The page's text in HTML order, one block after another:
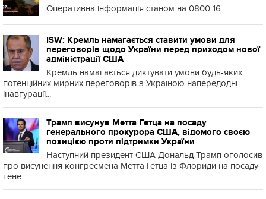
Оперативна інформація станом на 0800 16
ISW: Кремль намагається ставити умови для
переговорів щодо України перед приходом нової
адміністрації США
Кремль намагається диктувати умови будь-яких
потенційних мирних переговорів з Україною напередодні
інавгурації...
Трамп висунув Метта Гетца на посаду
генерального прокурора США, відомого своєю
позицією проти підтримки України
Наступний президент США Дональд Трамп оголосив
про висунення конгресмена Метта Гетца із Флориди на посаду
гене...